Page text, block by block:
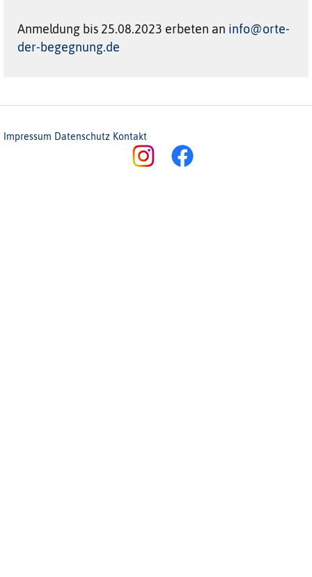
Anmeldung bis 25.08.2023 erbeten an info@orte-
der-begegnung.de
Impressum Datenschutz Kontakt